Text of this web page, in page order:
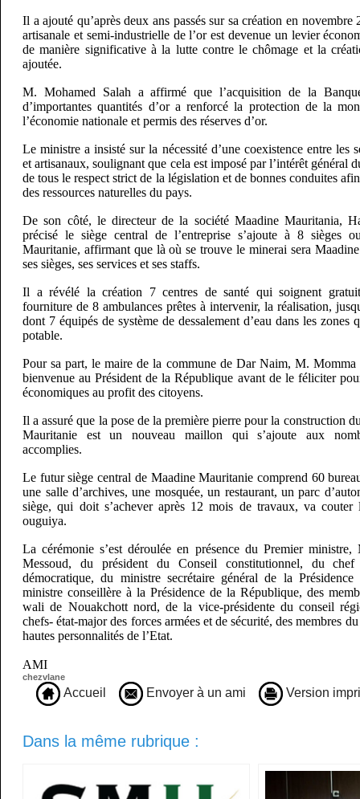
Il a ajouté qu’après deux ans passés sur sa création en novembre
artisanale et semi-industrielle de l’or est devenue un levier
de manière significative à la lutte contre le chômage et la
ajoutée.
M. Mohamed Salah a affirmé que l’acquisition de la
d’importantes quantités d’or a renforcé la protection de la
l’économie nationale et permis des réserves d’or.
Le ministre a insisté sur la nécessité d’une coexistence entre les
et artisanaux, soulignant que cela est imposé par l’intérêt général
de tous le respect strict de la législation et de bonnes conduites
des ressources naturelles du pays.
De son côté, le directeur de la société Maadine Mauritania,
précisé le siège central de l’entreprise s’ajoute à 8 sièges
Mauritanie, affirmant que là où se trouve le minerai sera
ses sièges, ses services et ses staffs.
Il a révélé la création 7 centres de santé qui soignent
fourniture de 8 ambulances prêtes à intervenir, la réalisation,
dont 7 équipés de système de dessalement d’eau dans les zones
potable.
Pour sa part, le maire de la commune de Dar Naim, M.
bienvenue au Président de la République avant de le féliciter
économiques au profit des citoyens.
Il a assuré que la pose de la première pierre pour la construction
Mauritanie est un nouveau maillon qui s’ajoute aux
accomplies.
Le futur siège central de Maadine Mauritanie comprend 60
une salle d’archives, une mosquée, un restaurant, un parc
siège, qui doit s’achever après 12 mois de travaux, va couter
ouguiya.
La cérémonie s’est déroulée en présence du Premier
Messoud, du président du Conseil constitutionnel, du
démocratique, du ministre secrétaire général de la
ministre conseillère à la Présidence de la République, des
wali de Nouakchott nord, de la vice-présidente du conseil
chefs- état-major des forces armées et de sécurité, des membres
hautes personnalités de l’Etat.
AMI
chezvlane
Accueil Envoyer à un ami Version
Dans la même rubrique :